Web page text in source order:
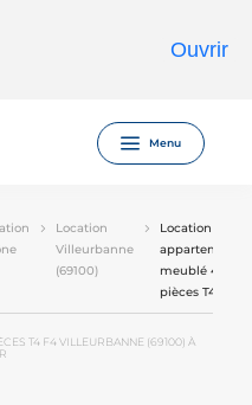
Ouvrir
Menu
Location
Villeurbanne
(69100)
Location
appartement
meublé 4
pièces T4 F4
T4 F4 VILLEURBANNE (69100) À